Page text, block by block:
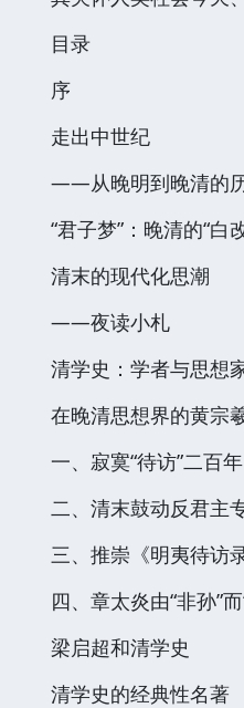
目录
序
走出中世纪
——从晚明到晚清的
“君子梦”：晚清的“白
清末的现代化思潮
——夜读小札
清学史：学者与思想
在晚清思想界的黄宗
一、寂寞“待访”二百年
二、清末鼓动反君主
三、推崇《明夷待访
四、章太炎由“非孙”
梁启超和清学史
清学史的经典性名著